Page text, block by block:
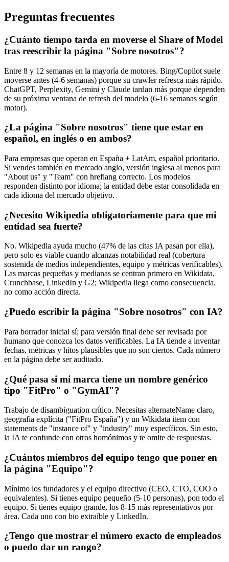
Preguntas frecuentes
¿Cuánto tiempo tarda en moverse el Share of Model
tras reescribir la página "Sobre nosotros"?
Entre 8 y 12 semanas en la mayoría de motores. Bing/Copilot suele
moverse antes (4-6 semanas) porque su crawler refresca más rápido.
ChatGPT, Perplexity, Gemini y Claude tardan más porque dependen
de su próxima ventana de refresh del modelo (6-16 semanas según
motor).
¿La página "Sobre nosotros" tiene que estar en
español, en inglés o en ambos?
Para empresas que operan en España + LatAm, español prioritario.
Si vendes también en mercado anglo, versión inglesa al menos para
"About us" y "Team" con hreflang correcto. Los modelos
responden distinto por idioma; la entidad debe estar consolidada en
cada idioma del mercado objetivo.
¿Necesito Wikipedia obligatoriamente para que mi
entidad sea fuerte?
No. Wikipedia ayuda mucho (47% de las citas IA pasan por ella),
pero solo es viable cuando alcanzas notabilidad real (cobertura
sostenida de medios independientes, equipo y métricas verificables).
Las marcas pequeñas y medianas se centran primero en Wikidata,
Crunchbase, LinkedIn y G2; Wikipedia llega como consecuencia,
no como acción directa.
¿Puedo escribir la página "Sobre nosotros" con IA?
Para borrador inicial sí; para versión final debe ser revisada por
humano que conozca los datos verificables. La IA tiende a inventar
fechas, métricas y hitos plausibles que no son ciertos. Cada número
en la página debe ser auditado.
¿Qué pasa si mi marca tiene un nombre genérico
tipo "FitPro" o "GymAI"?
Trabajo de disambiguation crítico. Necesitas alternateName claro,
geografía explícita ("FitPro España") y un Wikidata item con
statements de "instance of" y "industry" muy específicos. Sin esto,
la IA te confunde con otros homónimos y te omite de respuestas.
¿Cuántos miembros del equipo tengo que poner en
la página "Equipo"?
Mínimo los fundadores y el equipo directivo (CEO, CTO, COO o
equivalentes). Si tienes equipo pequeño (5-10 personas), pon todo el
equipo. Si tienes equipo grande, los 8-15 más representativos por
área. Cada uno con bio extraíble y LinkedIn.
¿Tengo que mostrar el número exacto de empleados
o puedo dar un rango?